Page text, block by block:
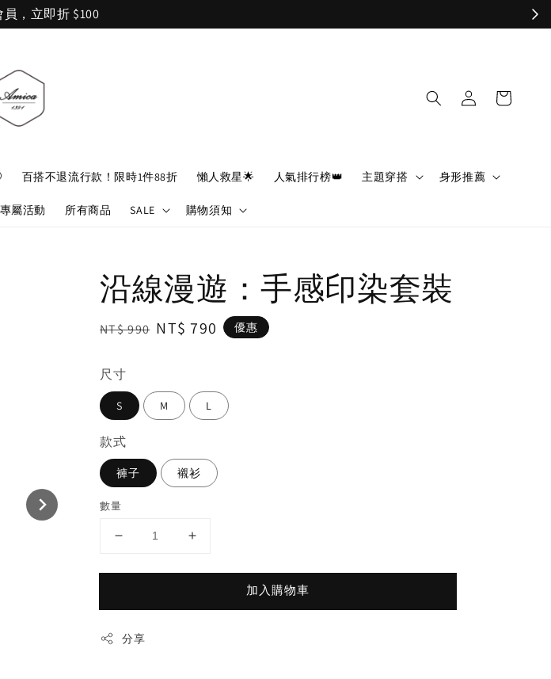
，立即折 $100
百搭不退流行款！限時1件88折 懶人救星🌟 人氣排行榜👑 主題穿搭 身形推薦
屬活動 所有商品 SALE 購物須知
沿線漫遊：手感印染套裝
Regular
NT$ 990 Sale
NT$ 790 優惠
尺寸
S M L
款式
褲子 襯衫
數量
加入購物車
分享